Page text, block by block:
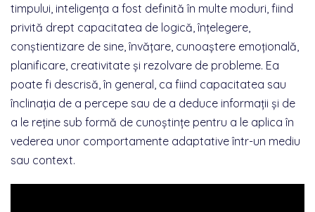
timpului, inteligența a fost definită în multe moduri, fiind
privită drept capacitatea de logică, înțelegere,
conștientizare de sine, învățare, cunoaștere emoțională,
planificare, creativitate și rezolvare de probleme. Ea
poate fi descrisă, în general, ca fiind capacitatea sau
înclinația de a percepe sau de a deduce informații și de
a le reține sub formă de cunoștințe pentru a le aplica în
vederea unor comportamente adaptative într-un mediu
sau context.